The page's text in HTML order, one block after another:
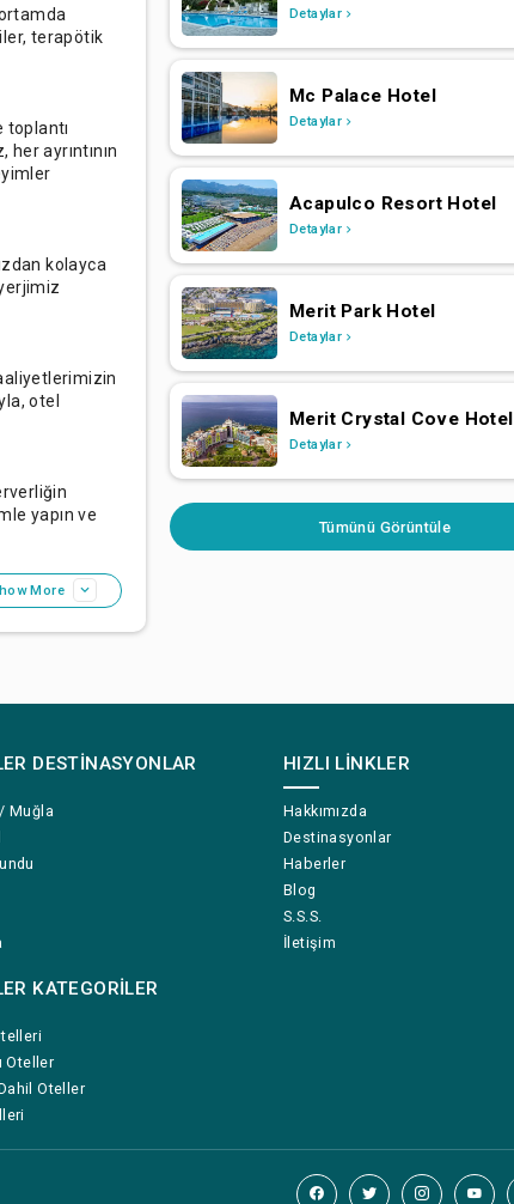
terapötik
ayrıntının
kolayca
otel
yapın ve
More
Detaylar
Mc Palace Hotel
Detaylar
Acapulco Resort Hotel
Detaylar
Merit Park Hotel
Detaylar
Merit Crystal Cove Hotel
Detaylar
Tümünü Görüntüle
DESTINASYONLAR
Muğla
KATEGORILER
Oteller
Oteller
HIZLI LINKLER
Hakkımızda
Destinasyonlar
Haberler
Blog
S.S.S.
İletişim